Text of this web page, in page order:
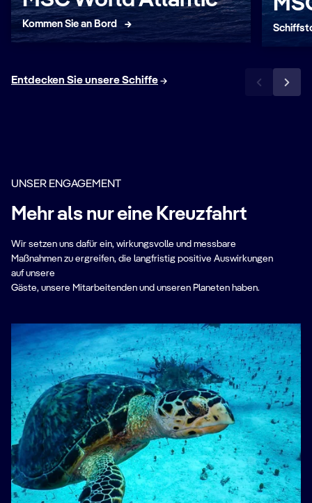
Kommen Sie an Bord
Entdecken Sie unsere Schiffe
UNSER ENGAGEMENT
Mehr als nur eine Kreuzfahrt
Wir setzen uns dafür ein, wirkungsvolle und messbare
Maßnahmen zu ergreifen, die langfristig positive Auswirkungen
auf unsere
Gäste, unsere Mitarbeitenden und unseren Planeten haben.